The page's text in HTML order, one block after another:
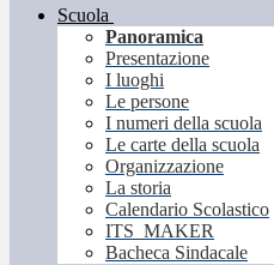
Scuola
Panoramica
Presentazione
I luoghi
Le persone
I numeri della scuola
Le carte della scuola
Organizzazione
La storia
Calendario Scolastico
ITS_MAKER
Bacheca Sindacale